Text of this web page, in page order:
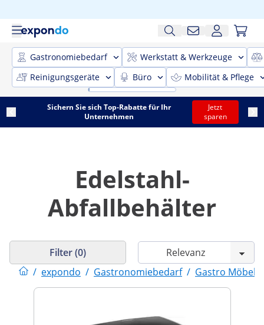
Gastronomiebedarf
Werkstatt & Werkzeuge
Reinigungsgeräte
Büro Mobilität & Pflege
Sichern Sie sich Top-Rabatte für Ihr
Unternehmen
Jetzt
sparen
Edelstahl-
Abfallbehälter
/ expondo / Gastronomiebedarf / Gastro Möbel
Filter (0)